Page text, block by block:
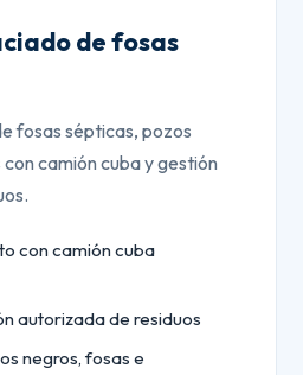
de fosas
fosas sépticas, pozos
camión cuba y gestión
con camión cuba
autorizada de residuos
negros, fosas e